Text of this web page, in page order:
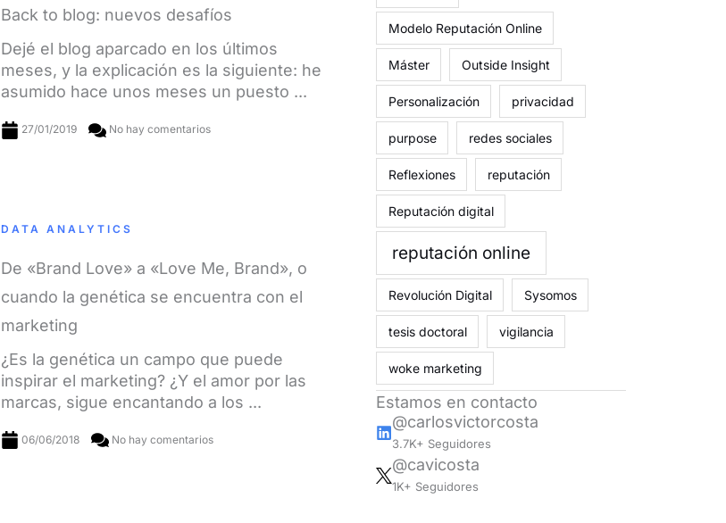
Back to blog: nuevos desafíos
Dejé el blog aparcado en los últimos
meses, y la explicación es la siguiente: he
asumido hace unos meses un puesto ...
27/01/2019 No hay comentarios
DATA ANALYTICS
De «Brand Love» a «Love Me, Brand», o
cuando la genética se encuentra con el
marketing
¿Es la genética un campo que puede
inspirar el marketing? ¿Y el amor por las
marcas, sigue encantando a los ...
06/06/2018 No hay comentarios
Modelo Reputación Online
Máster Outside Insight
Personalización privacidad
purpose redes sociales
Reflexiones reputación
Reputación digital
reputación online
Revolución Digital Sysomos
tesis doctoral vigilancia
woke marketing
Estamos en contacto
@carlosvictorcosta
3.7K+ Seguidores
@cavicosta
1K+ Seguidores